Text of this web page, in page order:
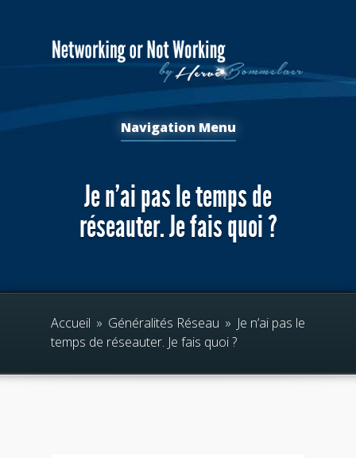
Navigation Menu
Je n’ai pas le temps de
réseauter. Je fais quoi ?
Accueil » Généralités Réseau » Je n’ai pas le
temps de réseauter. Je fais quoi ?